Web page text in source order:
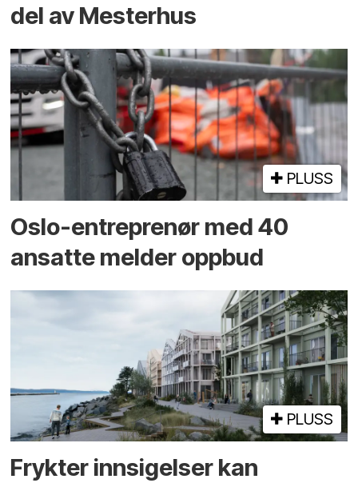
del av Mesterhus
PLUSS
Oslo-entreprenør med 40
ansatte melder oppbud
PLUSS
Frykter innsigelser kan